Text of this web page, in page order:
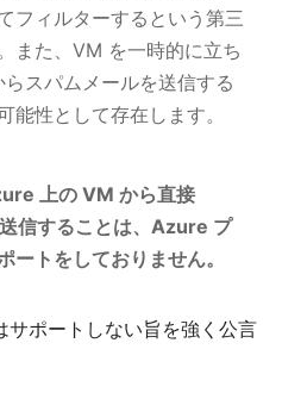
フィルターするという第三
また、VM を一時的に立ち
スパムメールを送信する
能性として存在します。
上の VM から直接
信することは、Azure プ
ートをしておりません。
サポートしない旨を強く公言